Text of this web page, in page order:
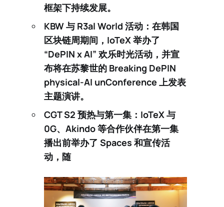
框架下持续发展。
KBW 与 R3al World 活动 ：在韩国
区块链周期间，IoTeX 举办了
“DePIN x AI” 欢乐时光活动，并宣
布将在苏黎世的 Breaking DePIN
physical-AI unConference 上发表
主题演讲。
CGT S2 预热与第一集 ：IoTeX 与
0G、Akindo 等合作伙伴在第一集
播出前举办了 Spaces 和宣传活
动，随